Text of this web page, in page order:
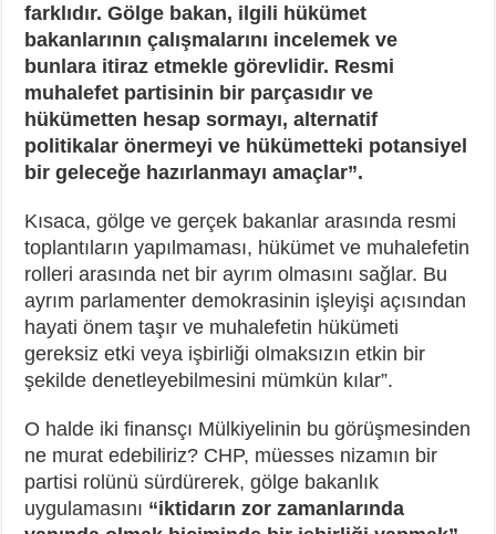
farklıdır. Gölge bakan, ilgili hükümet
bakanlarının çalışmalarını incelemek ve
bunlara itiraz etmekle görevlidir. Resmi
muhalefet partisinin bir parçasıdır ve
hükümetten hesap sormayı, alternatif
politikalar önermeyi ve hükümetteki potansiyel
bir geleceğe hazırlanmayı amaçlar”.
Kısaca, gölge ve gerçek bakanlar arasında resmi
toplantıların yapılmaması, hükümet ve muhalefetin
rolleri arasında net bir ayrım olmasını sağlar. Bu
ayrım parlamenter demokrasinin işleyişi açısından
hayati önem taşır ve muhalefetin hükümeti
gereksiz etki veya işbirliği olmaksızın etkin bir
şekilde denetleyebilmesini mümkün kılar”.
O halde iki finansçı Mülkiyelinin bu görüşmesinden
ne murat edebiliriz? CHP, müesses nizamın bir
partisi rolünü sürdürerek, gölge bakanlık
uygulamasını “iktidarın zor zamanlarında